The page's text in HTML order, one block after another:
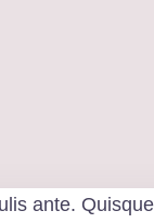
ante.